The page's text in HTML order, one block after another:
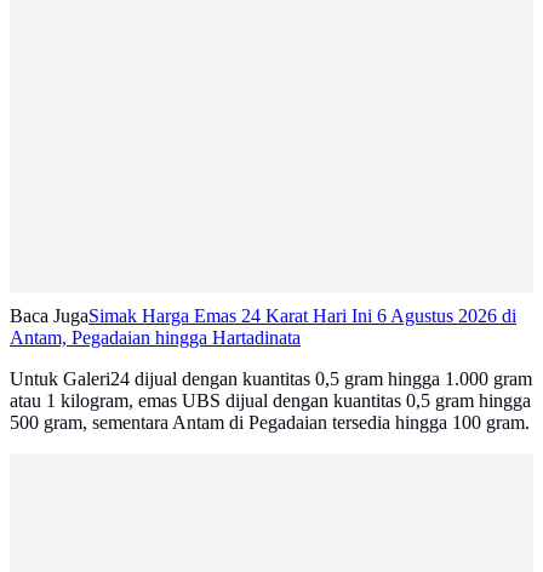
Baca JugaSimak Harga Emas 24 Karat Hari Ini 6 Agustus 2026 di
Antam, Pegadaian hingga Hartadinata
Untuk Galeri24 dijual dengan kuantitas 0,5 gram hingga 1.000 gram
atau 1 kilogram, emas UBS dijual dengan kuantitas 0,5 gram hingga
500 gram, sementara Antam di Pegadaian tersedia hingga 100 gram.